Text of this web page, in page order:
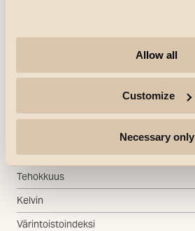
Allow all
Customize
Necessary only
Valonlähteen tyyppi
Säädettävä valovirta
Tehokkuus
Kelvin
Värintoistoindeksi